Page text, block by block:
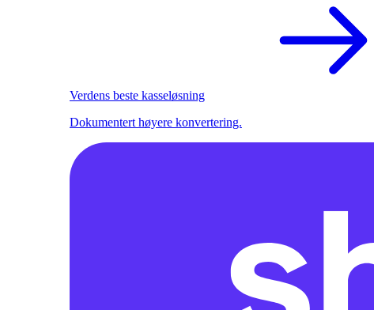
Verdens beste kasseløsning
Dokumentert høyere konvertering.